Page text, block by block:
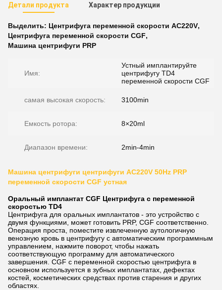
Детали продукта Характер продукции
Выделить: Центрифуга переменной скорости AC220V,
Центрифуга переменной скорости CGF,
Машина центрифуги PRP
Имя:
Устный имплантируйте
центрифугу TD4
переменной скорости CGF
самая высокая скорость: 3100min
Емкость ротора: 8×20ml
Диапазон времени: 2min-4min
Машина центрифуги центрифуги AC220V 50Hz PRP
переменной скорости CGF устная
Оральный имплантат CGF Центрифуга с переменной
скоростью TD4
Центрифуга для оральных имплантатов - это устройство с
двумя функциями, может готовить PRP, CGF соответственно.
Операция проста, поместите извлеченную аутологичную
венозную кровь в центрифугу с автоматическим программным
управлением, нажмите поворот, чтобы нажать
соответствующую программу для автоматического
завершения. CGF с переменной скоростью центрифуга в
основном используется в зубных имплантатах, дефектах
костей, косметических средствах против старения и других
областях.